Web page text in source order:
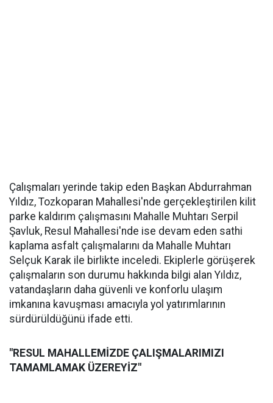
Çalışmaları yerinde takip eden Başkan Abdurrahman
Yıldız, Tozkoparan Mahallesi'nde gerçekleştirilen kilit
parke kaldırım çalışmasını Mahalle Muhtarı Serpil
Şavluk, Resul Mahallesi'nde ise devam eden sathi
kaplama asfalt çalışmalarını da Mahalle Muhtarı
Selçuk Karak ile birlikte inceledi. Ekiplerle görüşerek
çalışmaların son durumu hakkında bilgi alan Yıldız,
vatandaşların daha güvenli ve konforlu ulaşım
imkanına kavuşması amacıyla yol yatırımlarının
sürdürüldüğünü ifade etti.
"RESUL MAHALLEMİZDE ÇALIŞMALARIMIZI
TAMAMLAMAK ÜZEREYİZ"